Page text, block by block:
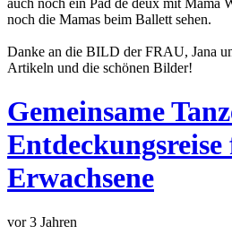
noch die Mamas beim Ballett sehen.
Danke an die BILD der FRAU, Jana
Artikeln und die schönen Bilder!
Gemeinsame
Erwachsene
vor 3 Jahren